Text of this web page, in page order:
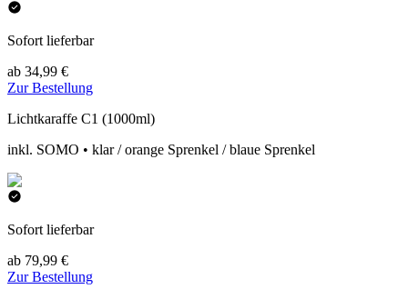
Sofort lieferbar
ab 34,99 €
Zur Bestellung
Lichtkaraffe C1 (1000ml)
inkl. SOMO • klar / orange Sprenkel / blaue Sprenkel
Sofort lieferbar
ab 79,99 €
Zur Bestellung